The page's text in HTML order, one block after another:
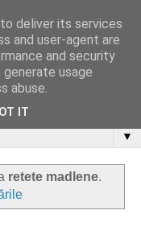
▼
retete madlene.
deliver its services
and user-agent are
and security
usage
abuse.
IT